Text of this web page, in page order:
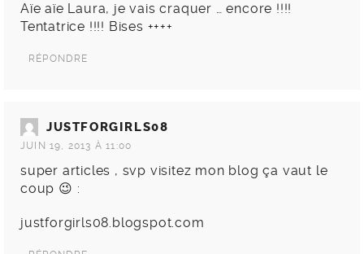
Aïe aïe Laura, je vais craquer … encore !!!!
Tentatrice !!!! Bises ++++
RÉPONDRE
JUSTFORGIRLS08
JUIN 19, 2013 À 11:00
super articles , svp visitez mon blog ça vaut le
coup 😉 :
justforgirls08.blogspot.com